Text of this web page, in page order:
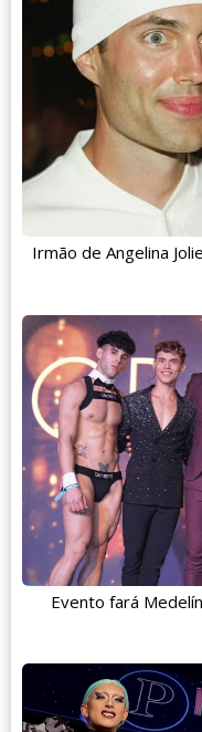
Irmão de Angelina
Evento fará